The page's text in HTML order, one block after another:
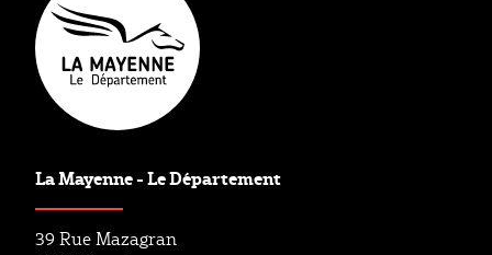
La Mayenne - Le Département
39 Rue Mazagran